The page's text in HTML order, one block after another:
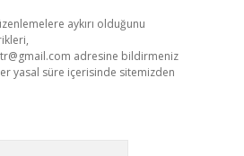
aykırı olduğunu
adresine bildirmeniz
yasal süre içerisinde sitemizden